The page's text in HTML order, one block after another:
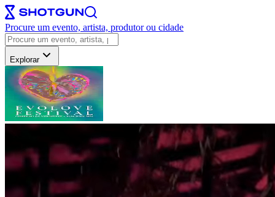
Procure um evento, artista, produtor ou cidade
Explorar